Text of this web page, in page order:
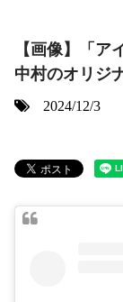
【画像】「ア
中村のオリジ
2024/12/3